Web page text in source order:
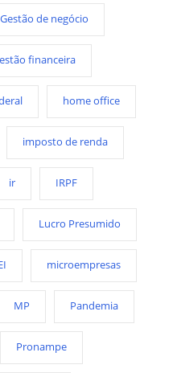
Gestão de negócio
financeira
home office
imposto de renda
ir IRPF
Lucro Presumido
microempresas
MP Pandemia
Pronampe